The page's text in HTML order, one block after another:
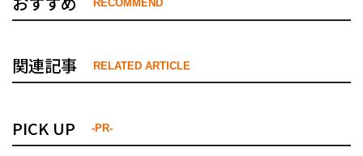
RECOMMEND
関連記事 RELATED ARTICLE
PICK UP -PR-